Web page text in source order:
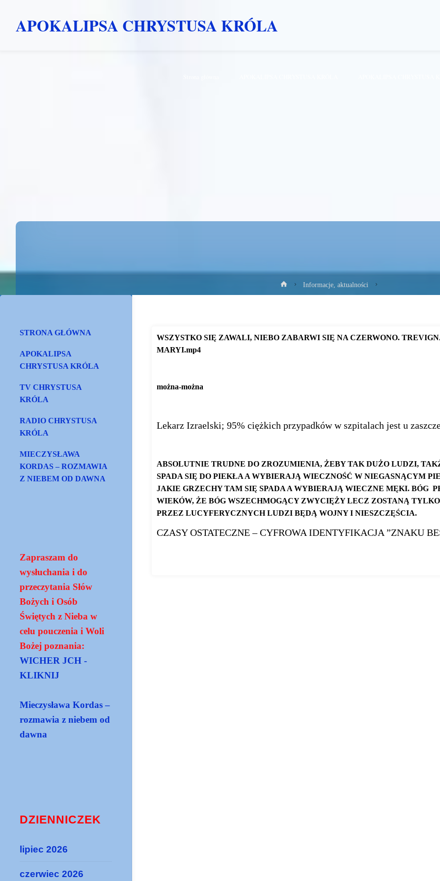
APOKALIPSA CHRYSTUSA KRÓLA
Strona
główna
Informacje, aktualności
WSZYSTKO SIĘ ZAWALI, NIEBO ZABARWI SIĘ NA CZERWONO.
MARYI.mp4
można-można
Lekarz Izraelski; 95% ciężkich przypadków w szpitalach jest u
ABSOLUTNIE TRUDNE DO ZROZUMIENIA, ŻEBY TAK DUŻO LUDZI,
SPADA SIĘ DO PIEKŁA A WYBIERAJĄ WIECZNOŚĆ W NIEGASNĄCYM
JAKIE GRZECHY TAM SIĘ SPADA A WYBIERAJĄ WIECZNE MĘKI. BÓG
WIEKÓW, ŻE BÓG WSZECHMOGĄCY ZWYCIĘŻY LECZ ZOSTANĄ
PRZEZ LUCYFERYCZNYCH LUDZI BĘDĄ WOJNY I NIESZCZĘŚCIA.
CZASY OSTATECZNE – CYFROWA IDENTYFIKACJA ”ZNAKU
STRONA GŁÓWNA
APOKALIPSA
CHRYSTUSA KRÓLA
TV CHRYSTUSA
KRÓLA
RADIO CHRYSTUSA
KRÓLA
MIECZYSŁAWA
KORDAS – ROZMAWIA
Z NIEBEM OD DAWNA
Zapraszam do
wysłuchania i do
przeczytania Słów
Bożych i Osób
Świętych z Nieba w
celu pouczenia i Woli
Bożej poznania:
WICHER JCH -
KLIKNIJ
Mieczysława Kordas –
rozmawia z niebem od
dawna
DZIENNICZEK
lipiec 2026
czerwiec 2026